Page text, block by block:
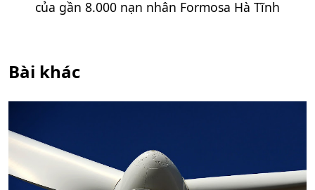
của gần 8.000 nạn nhân Formosa Hà Tĩnh
Bài khác